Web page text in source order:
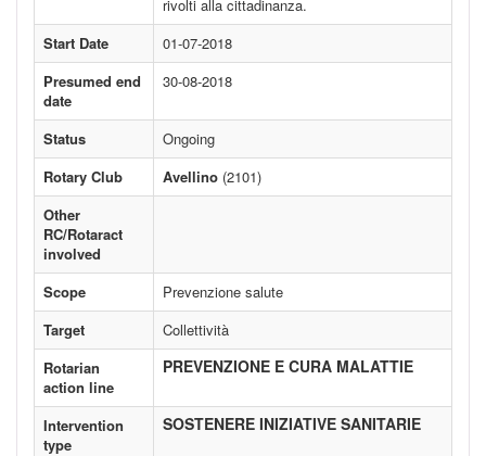
rivolti alla cittadinanza.
Start Date
01-07-2018
Presumed end
date
30-08-2018
Status
Ongoing
Rotary Club
Avellino (2101)
Other
RC/Rotaract
involved
Scope
Prevenzione salute
Target
Collettività
Rotarian
action line
PREVENZIONE E CURA MALATTIE
Intervention
type
SOSTENERE INIZIATIVE SANITARIE